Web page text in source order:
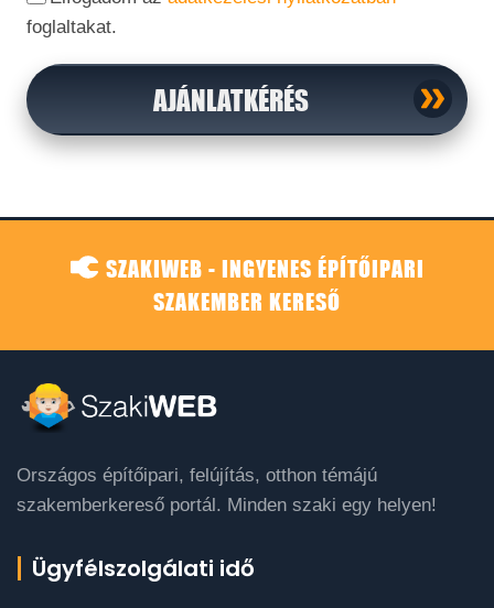
foglaltakat.
AJÁNLATKÉRÉS
SZAKIWEB - INGYENES ÉPÍTŐIPARI
SZAKEMBER KERESŐ
Országos építőipari, felújítás, otthon témájú
szakemberkereső portál. Minden szaki egy helyen!
Ügyfélszolgálati idő